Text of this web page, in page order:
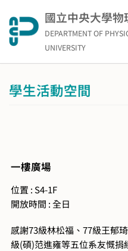
to
content
國立中央大學物
DEPARTMENT OF
UNIVERSITY
學生活動空間
一樓廣場
位置 : S4-1F
開放時間 : 全日
感謝73級林松福、77級王郁
級(碩)范進雍等五位系友慨